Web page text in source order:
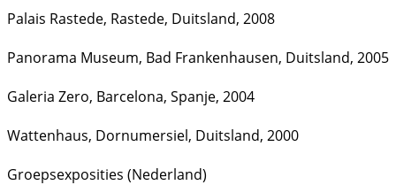
Palais Rastede, Rastede, Duitsland, 2008
Panorama Museum, Bad Frankenhausen, Duitsland, 2005
Galeria Zero, Barcelona, Spanje, 2004
Wattenhaus, Dornumersiel, Duitsland, 2000
Groepsexposities (Nederland)